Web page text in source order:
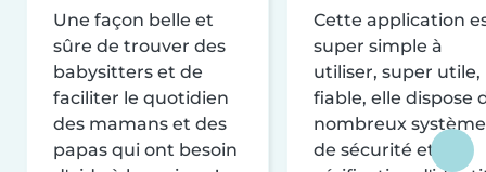
Une façon belle et
sûre de trouver des
babysitters et de
faciliter le quotidien
des mamans et des
papas qui ont besoin
Cette application
super simple à
utiliser, super utile,
fiable, elle dispose
nombreux
de sécurité et de